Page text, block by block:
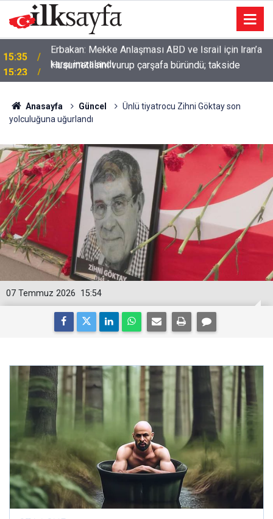
15:23
Husumetlisini vurup çarşafa büründü; takside
yakalandı
Anasayfa Güncel
Ünlü tiyatrocu Zihni Göktay son
yolculuğuna uğurlandı
15:54
07 Temmuz 2026